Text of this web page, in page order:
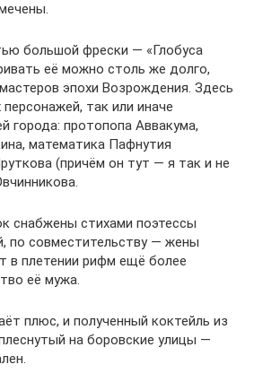
большой фрески — «Глобуса
её можно столь же долго,
эпохи Возрождения. Здесь
так или иначе
города: протопопа Аввакума,
математика Пафнутия
(причём он тут — я так и не
снабжены стихами поэтессы
по совместительству — жены
в плетении рифм ещё более
её мужа.
плюс, и полученный коктейль из
на боровские улицы —